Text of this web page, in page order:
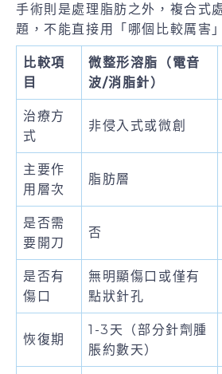
手術則是處理脂肪之外，複合式
題，不能直接用「哪個比較厲害
比較項
目
微整形溶脂（電音
波/消脂針）
治療方
式
非侵入式或微創
主要作
用層次
脂肪層
是否需
要開刀
否
是否有
傷口
無明顯傷口或僅有
點狀針孔
恢復期
1-3天（部分針劑腫
脹約數天）